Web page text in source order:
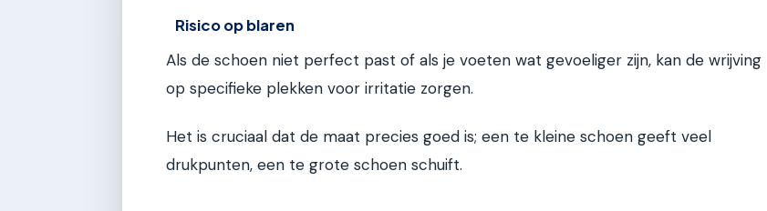
Risico op blaren
Als de schoen niet perfect past of als je voeten wat gevoeliger zijn, kan de wrijving
op specifieke plekken voor irritatie zorgen.
Het is cruciaal dat de maat precies goed is; een te kleine schoen geeft veel
drukpunten, een te grote schoen schuift.